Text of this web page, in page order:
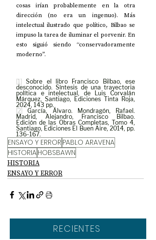
cosas irían probablemente en la otra
dirección (no era un ingenuo). Más
intelectual ilustrado que político, Bilbao se
impuso la tarea de iluminar el porvenir. En
esto siguió siendo “conservadoramente
moderno”.
[1]
Sobre el libro Francisco Bilbao, ese
desconocido. Síntesis de una trayectoria
política e intelectual, de Luis Corvalán
Márquez, Santiago, Ediciones Tinta Roja,
2024, 143 pp.
[2]
García, Álvaro. Mondragón, Rafael.
Madrid, Alejandro, Francisco Bilbao.
Edición de las Obras Completas, Tomo 4,
Santiago, Ediciones El Buen Aire, 2014, pp.
136-167.
ENSAYO Y ERROR PABLO ARAVENA
HISTORIAHOBSBAWN
HISTORIA
ENSAYO Y ERROR
RECIENTES